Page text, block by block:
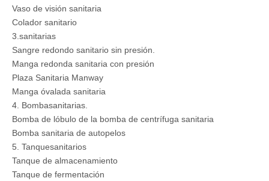
Vaso de visión sanitaria
Colador sanitario
3.sanitarias
Sangre redondo sanitario sin presión.
Manga redonda sanitaria con presión
Plaza Sanitaria Manway
Manga óvalada sanitaria
4. Bombasanitarias.
Bomba de lóbulo de la bomba de centrífuga sanitaria
Bomba sanitaria de autopelos
5. Tanquesanitarios
Tanque de almacenamiento
Tanque de fermentación